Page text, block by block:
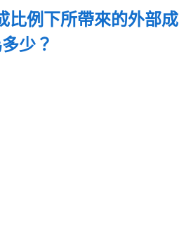
比例下所帶來的外部成
少？